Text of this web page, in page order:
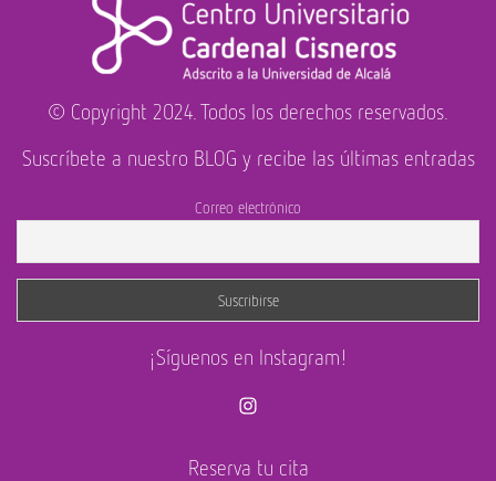
© Copyright 2024. Todos los derechos reservados.
Suscríbete a nuestro BLOG y recibe las últimas entradas
Correo electrónico
¡Síguenos en Instagram!
Reserva tu cita